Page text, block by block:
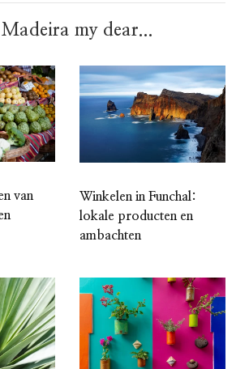
Madeira my dear...
van
Winkelen in Funchal:
lokale producten en
ambachten